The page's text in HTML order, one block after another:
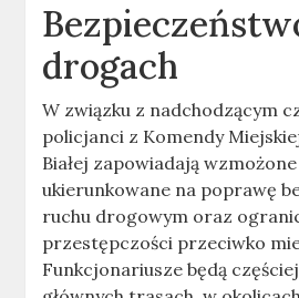
drogach
W związku z nadchodzącym
policjanci z Komendy
Białej zapowiadają
ukierunkowane na poprawę
ruchu drogowym oraz
przestępczości przeciwko
Funkcjonariusze będą